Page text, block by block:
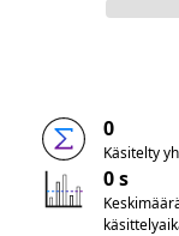
0
Käsitelty
0 s